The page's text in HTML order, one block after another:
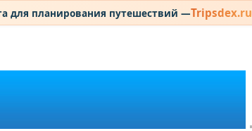
для планирования путешествий —Tripsdex.ru